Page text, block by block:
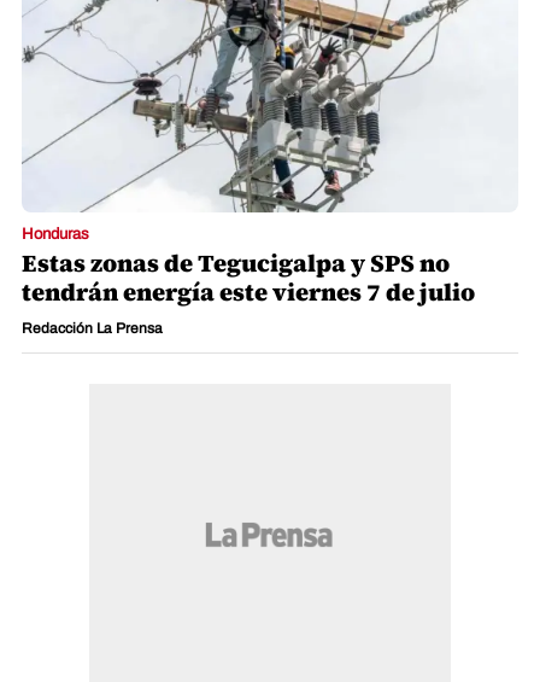
Honduras
Estas zonas de Tegucigalpa y SPS no
tendrán energía este viernes 7 de julio
Redacción La Prensa